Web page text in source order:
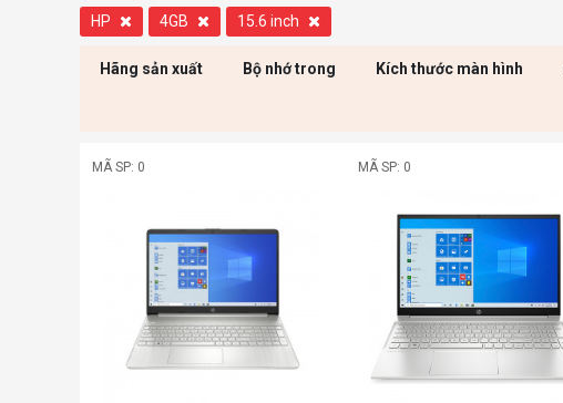
HP 4GB 15.6 inch
Hãng sản xuất Bộ nhớ trong Kích thước màn hình
MÃ SP: 0 MÃ SP: 0